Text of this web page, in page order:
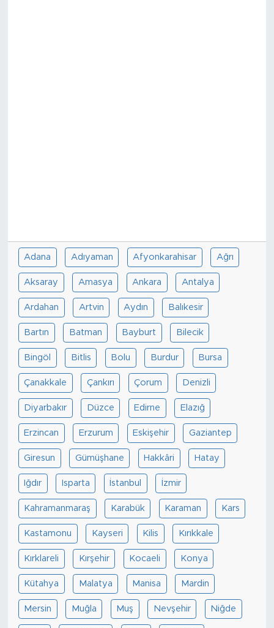
Adana Adıyaman Afyonkarahisar Ağrı
Aksaray Amasya Ankara Antalya
Ardahan Artvin Aydın Balıkesir
Bartın Batman Bayburt Bilecik
Bingöl Bitlis Bolu Burdur Bursa
Çanakkale Çankırı Çorum Denizli
Diyarbakır Düzce Edirne Elazığ
Erzincan Erzurum Eskişehir Gaziantep
Giresun Gümüşhane Hakkâri Hatay
Iğdır Isparta İstanbul İzmir
Kahramanmaraş Karabük Karaman Kars
Kastamonu Kayseri Kilis Kırıkkale
Kırklareli Kırşehir Kocaeli Konya
Kütahya Malatya Manisa Mardin
Mersin Muğla Muş Nevşehir Niğde